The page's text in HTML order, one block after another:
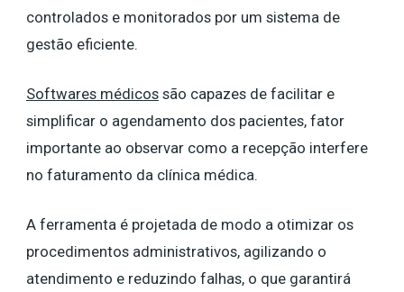
controlados e monitorados por um sistema de
gestão eficiente.
Softwares médicos são capazes de facilitar e
simplificar o agendamento dos pacientes, fator
importante ao observar como a recepção interfere
no faturamento da clínica médica.
A ferramenta é projetada de modo a otimizar os
procedimentos administrativos, agilizando o
atendimento e reduzindo falhas, o que garantirá